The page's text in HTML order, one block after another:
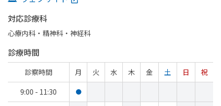
対応診療科
心療内科・​精神科・神経科
診療時間
診察時間 月 火 水 木 金 土 日
祝
9:00 - 11:30
●